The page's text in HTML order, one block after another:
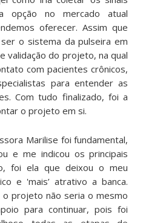
opção no mercado atual
oferecer. Assim que
o sistema da pulseira em
validação do projeto, na qual
com pacientes crônicos,
para entender as
Com tudo finalizado, foi a
o projeto em si.
Marilise foi fundamental,
e me indicou os principais
foi ela que deixou o meu
e 'mais’ atrativo a banca.
o projeto não seria o mesmo
para continuar, pois foi